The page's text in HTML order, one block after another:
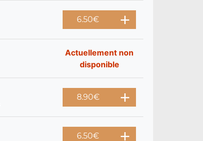
6.50€
Actuellement non
disponible
8.90€
6.50€